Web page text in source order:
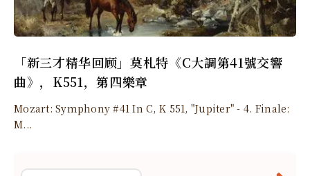
「新三才精华回顾」莫札特《C大調第41號交響
曲》，K551，第四樂章
Mozart: Symphony #41 In C, K 551, "Jupiter" - 4. Finale:
M...